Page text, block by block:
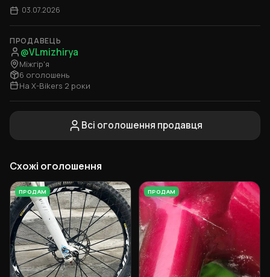
03.07.2026
ПРОДАВЕЦЬ
@VLmizhirya
Міжгір'я
6 оголошень
На X-Bikers 2 роки
Всі оголошення продавця
Схожі оголошення
ПРОДАМ ПРОДАМ